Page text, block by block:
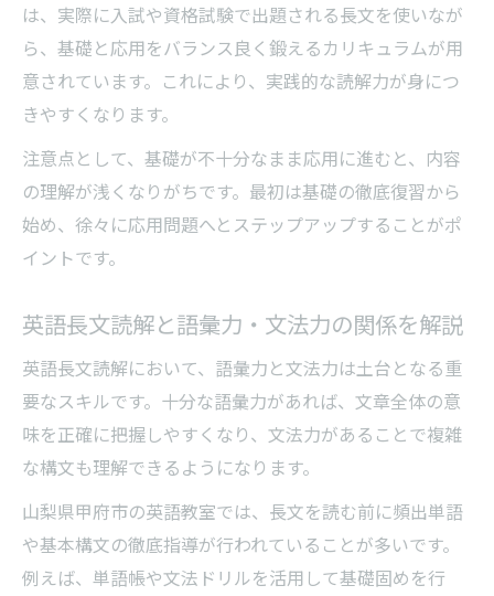
は、実際に入試や資格試験で出題される長文を使いなが
ら、基礎と応用をバランス良く鍛えるカリキュラムが用
意されています。これにより、実践的な読解力が身につ
きやすくなります。
注意点として、基礎が不十分なまま応用に進むと、内容
の理解が浅くなりがちです。最初は基礎の徹底復習から
始め、徐々に応用問題へとステップアップすることがポ
イントです。
英語長文読解と語彙力・文法力の関係を解説
英語長文読解において、語彙力と文法力は土台となる重
要なスキルです。十分な語彙力があれば、文章全体の意
味を正確に把握しやすくなり、文法力があることで複雑
な構文も理解できるようになります。
山梨県甲府市の英語教室では、長文を読む前に頻出単語
や基本構文の徹底指導が行われていることが多いです。
例えば、単語帳や文法ドリルを活用して基礎固めを行